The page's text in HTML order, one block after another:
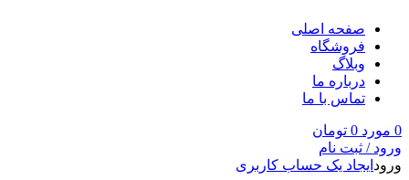
صفحه اصلی
فروشگاه
وبلاگ
درباره ما
تماس با ما
0 مورد 0 تومان
ورود / ثبت نام
ورود ایجاد یک حساب کاربری